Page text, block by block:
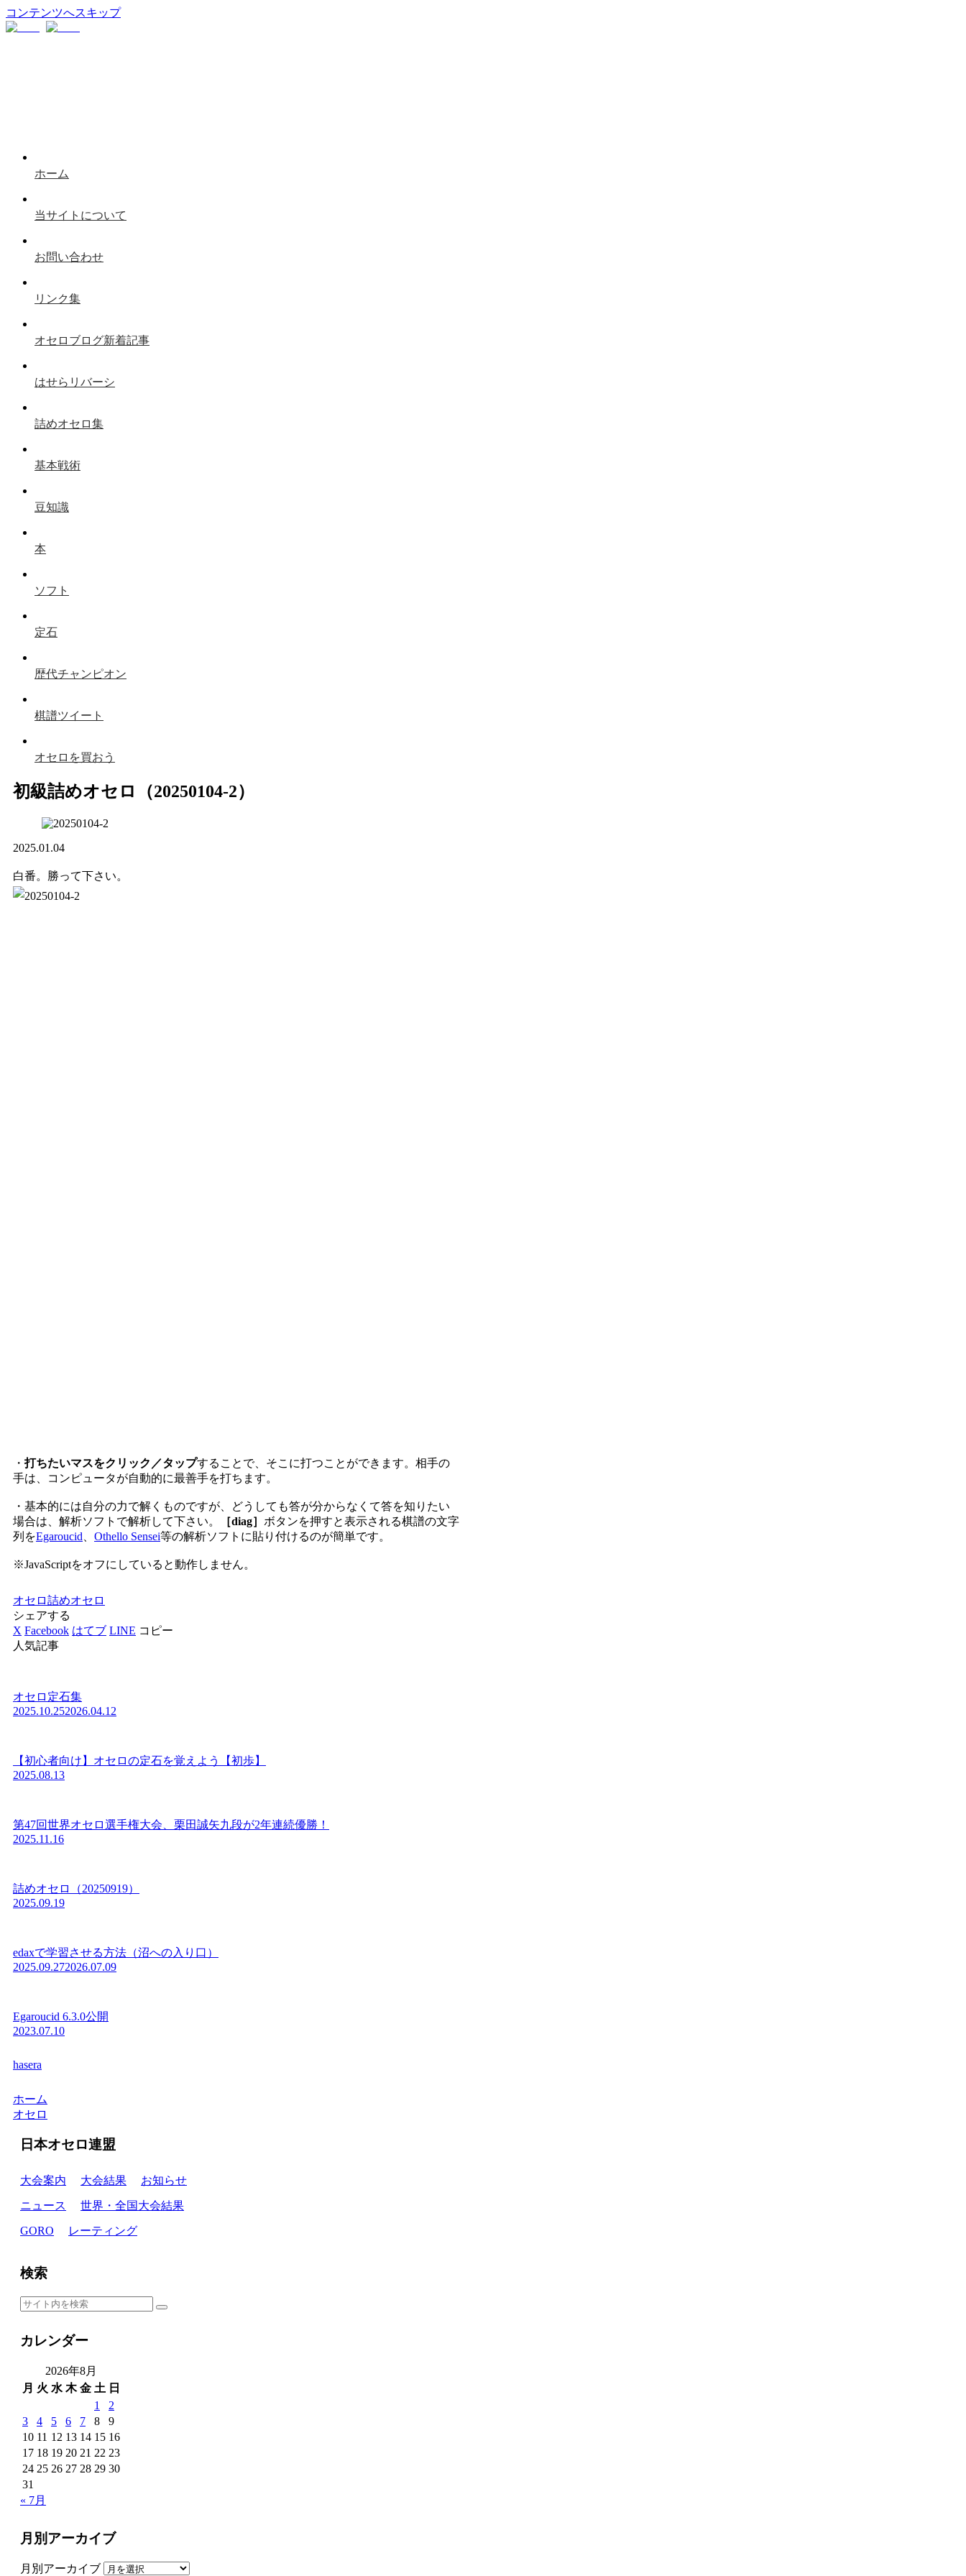
コンテンツへスキップ
ホーム
当サイトについて
お問い合わせ
リンク集
オセロブログ新着記事
はせらリバーシ
詰めオセロ集
基本戦術
豆知識
本
ソフト
定石
歴代チャンピオン
棋譜ツイート
オセロを買おう
初級詰めオセロ（20250104-2）
2025.01.04
白番。勝って下さい。
・打ちたいマスをクリック／タップすることで、そこに打つことができます。相手の
手は、コンピュータが自動的に最善手を打ちます。
・基本的には自分の力で解くものですが、どうしても答が分からなくて答を知りたい
場合は、解析ソフトで解析して下さい。
［diag］ ボタンを押すと表示される棋譜の文字
列をEgaroucid Othello Sensei等の解析ソフトに貼り付けるのが簡単です。
※JavaScriptをオフにしていると動作しません。
オセロ詰めオセロ
シェアする
X Facebook はてブ LINE コピー
人気記事
オセロ定石集
2025.10.252026.04.12
【初心者向け】オセロの定石を覚えよう【初歩】
2025.08.13
第47回世界オセロ選手権大会、栗田誠矢九段が2年連続優勝！
2025.11.16
詰めオセロ（20250919）
2025.09.19
edaxで学習させる方法（沼への入り口）
2025.09.272026.07.09
Egaroucid 6.3.0公開
2023.07.10
hasera
ホーム
オセロ
日本オセロ連盟
大会案内 大会結果 お知らせ
ニュース 世界・全国大会結果
GORO レーティング
検索
カレンダー
2026年8月
月 火 水 木 金 土 日
1
2
3
4 5 6 7 8
9
10 11 12 13 14 15 16
17 18 19 20 21 22 23
24 25 26 27 28 29 30
31
« 7月
月別アーカイブ
月別アーカイブ